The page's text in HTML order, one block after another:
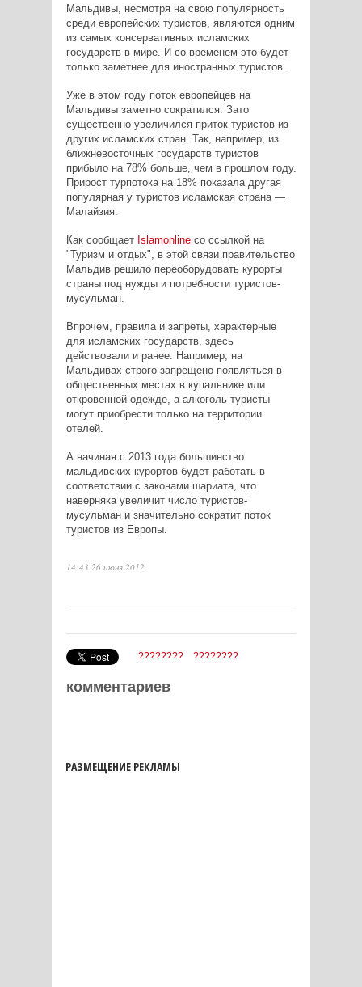
Мальдивы, несмотря на свою популярность
среди европейских туристов, являются одним
из самых консервативных исламских
государств в мире. И со временем это будет
только заметнее для иностранных туристов.
Уже в этом году поток европейцев на
Мальдивы заметно сократился. Зато
существенно увеличился приток туристов из
других исламских стран. Так, например, из
ближневосточных государств туристов
прибыло на 78% больше, чем в прошлом году.
Прирост турпотока на 18% показала другая
популярная у туристов исламская страна —
Малайзия.
Как сообщаетIslamonlineсо ссылкой на
"Туризм и отдых", в этой связи правительство
Мальдив решило переоборудовать курорты
страны под нужды и потребности туристов-
мусульман.
Впрочем, правила и запреты, характерные
для исламских государств, здесь
действовали и ранее. Например, на
Мальдивах строго запрещено появляться в
общественных местах в купальнике или
откровенной одежде, а алкоголь туристы
могут приобрести только на территории
отелей.
А начиная с 2013 года большинство
мальдивских курортов будет работать в
соответствии с законами шариата, что
наверняка увеличит число туристов-
мусульман и значительно сократит поток
туристов из Европы.
14:43 26 июня 2012
???????? ????????
комментариев
РАЗМЕЩЕНИЕ РЕКЛАМЫ